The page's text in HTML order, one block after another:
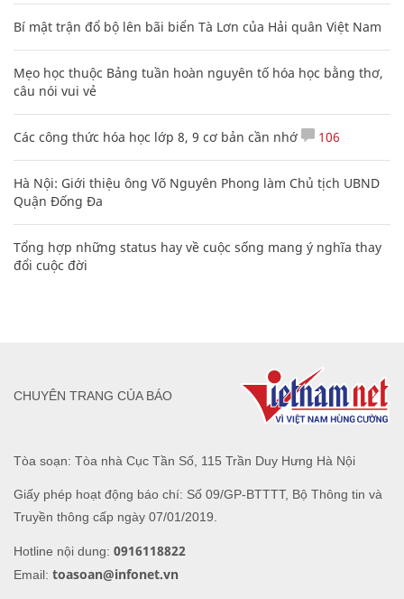
Bí mật trận đổ bộ lên bãi biển Tà Lơn của Hải quân Việt Nam
Mẹo học thuộc Bảng tuần hoàn nguyên tố hóa học bằng thơ,
câu nói vui vẻ
Các công thức hóa học lớp 8, 9 cơ bản cần nhớ 106
Hà Nội: Giới thiệu ông Võ Nguyên Phong làm Chủ tịch UBND
Quận Đống Đa
Tổng hợp những status hay về cuộc sống mang ý nghĩa thay
đổi cuộc đời
Tòa soạn: Tòa nhà Cục Tần Số, 115 Trần Duy Hưng Hà Nội
Giấy phép hoạt động báo chí: Số 09/GP-BTTTT, Bộ Thông tin và
Truyền thông cấp ngày 07/01/2019.
Hotline nội dung: 0916118822
Email: toasoan@infonet.vn
CHUYÊN TRANG CỦA BÁO